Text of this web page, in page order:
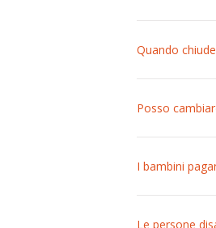
Quando
sono sempre
Posso
I bambini
Le persone